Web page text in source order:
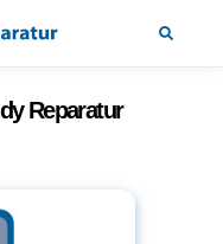
Reparatur